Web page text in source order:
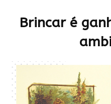
Brincar é